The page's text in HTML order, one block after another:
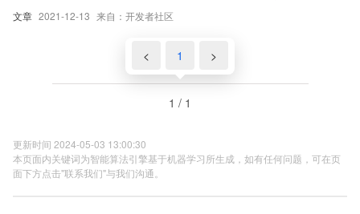
文章 2021-12-13 来自：开发者社区
< 1 >
1 / 1
更新时间 2024-05-03 13:00:30
本页面内关键词为智能算法引擎基于机器学习所生成，如有任何问题，可在页
面下方点击"联系我们"与我们沟通。